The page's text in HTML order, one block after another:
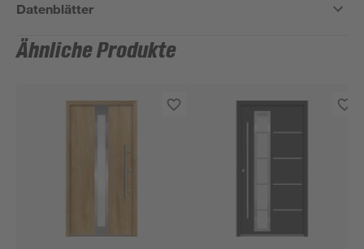
Datenblätter
Ähnliche Produkte